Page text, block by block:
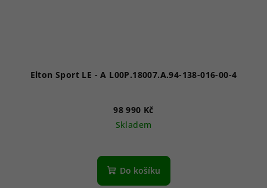
Elton Sport LE - A L00P.18007.A.94-138-016-00-4
98 990 Kč
Skladem
Do košíku